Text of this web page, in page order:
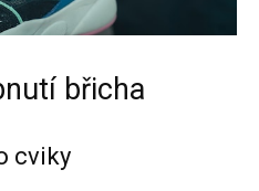
břicha
cviky